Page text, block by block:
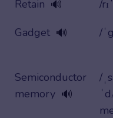
Retain 🔊 /
Gadget 🔊 /
Semiconductor
memory 🔊
/